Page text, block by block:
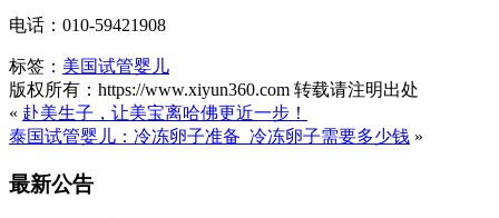
电话：010-59421908
标签： 美国试管婴儿
版权所有：https://www.xiyun360.com 转载请注明出处
« 赴美生子，让美宝离哈佛更近一步！
泰国试管婴儿：冷冻卵子准备_冷冻卵子需要多少钱 »
最新公告